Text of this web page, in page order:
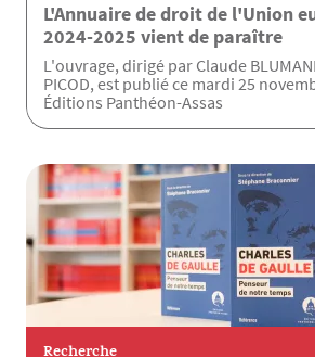
L'Annuaire de droit de l'Union
2024-2025 vient de paraître
L'ouvrage, dirigé par Claude
PICOD, est publié ce mardi 25
Éditions Panthéon-Assas